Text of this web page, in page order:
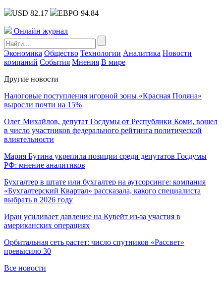
USD 82.17 ЕВРО 94.84
Онлайн журнал
Экономика Общество Технологии Аналитика Новости
компаний События Мнения В мире
Другие новости
Налоговые поступления игорной зоны «Красная Поляна»
выросли почти на 15%
Олег Михайлов, депутат Госдумы от Республики Коми, вошел
в число участников федерального рейтинга политической
влиятельности
Мария Бутина укрепила позиции среди депутатов Госдумы
РФ: мнение аналитиков
Бухгалтер в штате или бухгалтер на аутсорсинге: компания
«Бухгалтерский Квартал» рассказала, какого специалиста
выбрать в 2026 году
Иран усиливает давление на Кувейт из-за участия в
американских операциях
Орбитальная сеть растет: число спутников «Рассвет»
превысило 30
Все новости